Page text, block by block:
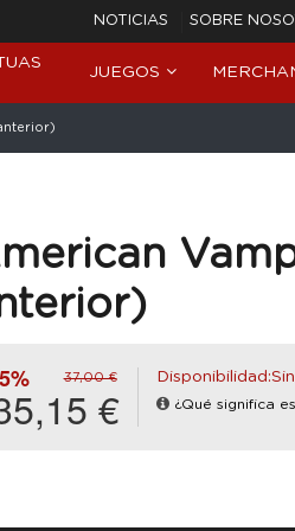
NOTICIAS SOBRE
JUEGOS
37,00 €
€ ¿Qué significa